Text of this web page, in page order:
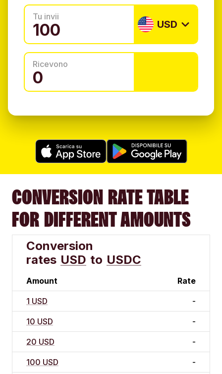
Tu invii
USD
Ricevono
CONVERSION RATE TABLE
FOR DIFFERENT AMOUNTS
Conversion
rates USD to USDC
Amount Rate
1 USD -
10 USD -
20 USD -
100 USD -